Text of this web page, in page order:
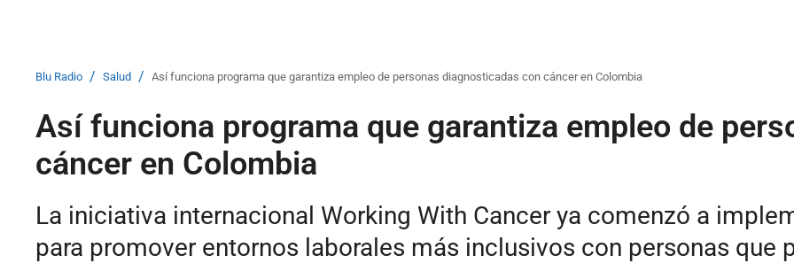
Blu Radio / Salud / Así funciona programa que garantiza empleo de personas diagnosticadas con cáncer en Colombia
Así funciona programa que garantiza empleo de
cáncer en Colombia
La iniciativa internacional Working With Cancer ya comenzó a
para promover entornos laborales más inclusivos con personas que